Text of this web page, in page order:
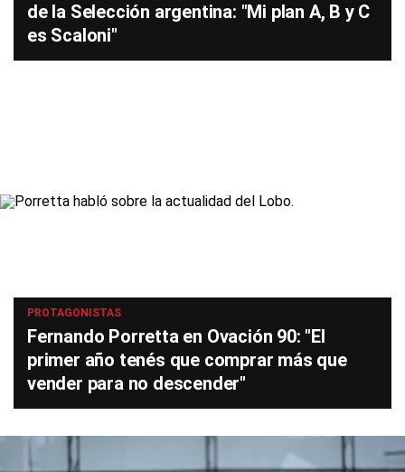
de la Selección argentina: "Mi plan A, B y C
es Scaloni"
PROTAGONISTAS
Fernando Porretta en Ovación 90: "El
primer año tenés que comprar más que
vender para no descender"